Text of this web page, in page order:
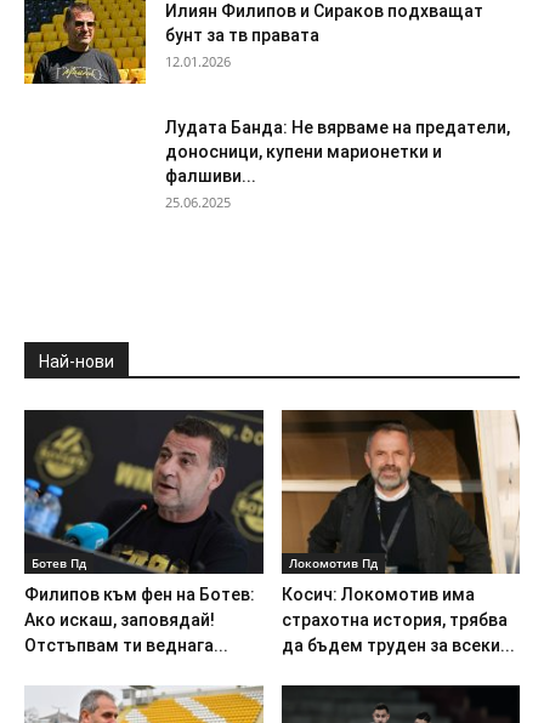
Илиян Филипов и Сираков подхващат
бунт за тв правата
12.01.2026
Лудата Банда: Не вярваме на предатели,
доносници, купени марионетки и
фалшиви...
25.06.2025
Най-нови
Ботев Пд
Филипов към фен на Ботев:
Ако искаш, заповядай!
Отстъпвам ти веднага...
Локомотив Пд
Косич: Локомотив има
страхотна история, трябва
да бъдем труден за всеки...